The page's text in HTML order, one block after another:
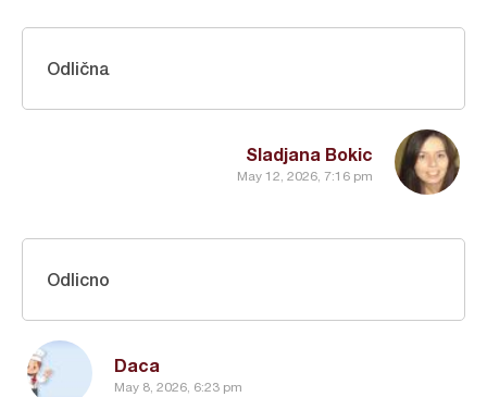
Sladjana Bokic
May 12, 2026, 7:16 pm
Odlična
Daca
May 8, 2026, 6:23 pm
Odlicno